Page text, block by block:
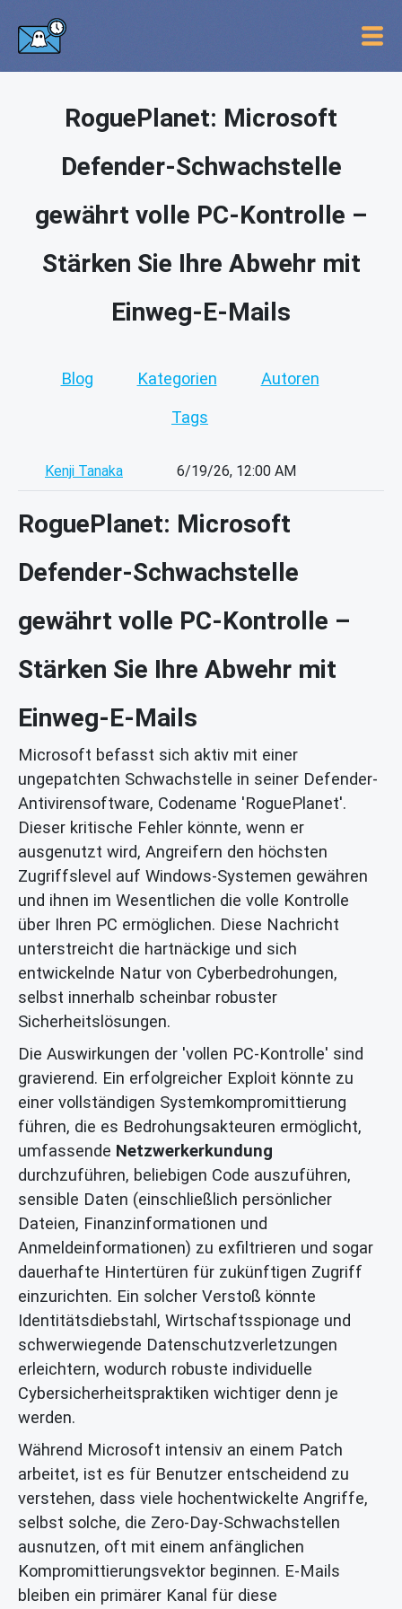
RoguePlanet: Microsoft
Defender-Schwachstelle
gewährt volle PC-Kontrolle –
Stärken Sie Ihre Abwehr mit
Einweg-E-Mails
Blog Kategorien Autoren
Tags
Kenji Tanaka 6/19/26, 12:00 AM
RoguePlanet: Microsoft
Defender-Schwachstelle
gewährt volle PC-Kontrolle –
Stärken Sie Ihre Abwehr mit
Einweg-E-Mails
Microsoft befasst sich aktiv mit einer
ungepatchten Schwachstelle in seiner Defender-
Antivirensoftware, Codename 'RoguePlanet'.
Dieser kritische Fehler könnte, wenn er
ausgenutzt wird, Angreifern den höchsten
Zugriffslevel auf Windows-Systemen gewähren
und ihnen im Wesentlichen die volle Kontrolle
über Ihren PC ermöglichen. Diese Nachricht
unterstreicht die hartnäckige und sich
entwickelnde Natur von Cyberbedrohungen,
selbst innerhalb scheinbar robuster
Sicherheitslösungen.
Die Auswirkungen der 'vollen PC-Kontrolle' sind
gravierend. Ein erfolgreicher Exploit könnte zu
einer vollständigen Systemkompromittierung
führen, die es Bedrohungsakteuren ermöglicht,
umfassende Netzwerkerkundung
durchzuführen, beliebigen Code auszuführen,
sensible Daten (einschließlich persönlicher
Dateien, Finanzinformationen und
Anmeldeinformationen) zu exfiltrieren und sogar
dauerhafte Hintertüren für zukünftigen Zugriff
einzurichten. Ein solcher Verstoß könnte
Identitätsdiebstahl, Wirtschaftsspionage und
schwerwiegende Datenschutzverletzungen
erleichtern, wodurch robuste individuelle
Cybersicherheitspraktiken wichtiger denn je
werden.
Während Microsoft intensiv an einem Patch
arbeitet, ist es für Benutzer entscheidend zu
verstehen, dass viele hochentwickelte Angriffe,
selbst solche, die Zero-Day-Schwachstellen
ausnutzen, oft mit einem anfänglichen
Kompromittierungsvektor beginnen. E-Mails
bleiben ein primärer Kanal für diese